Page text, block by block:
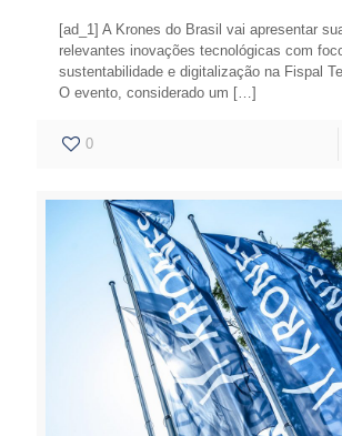
[ad_1] A Krones do Brasil vai apresentar
relevantes inovações tecnológicas com
sustentabilidade e digitalização na Fispal
O evento, considerado um […]
0